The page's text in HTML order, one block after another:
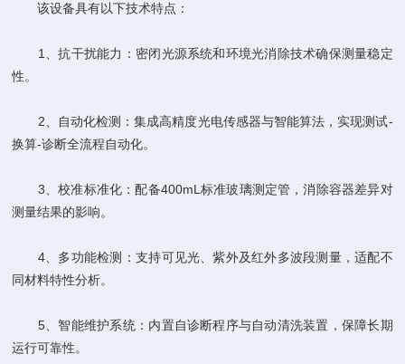
该设备具有以下技术特点：
‌1、抗干扰能力‌：密闭光源系统和环境光消除技术确保测量稳定
性。
‌2、自动化检测‌：集成高精度光电传感器与智能算法，实现测试-
换算-诊断全流程自动化。
‌3、校准标准化‌：配备400mL标准玻璃测定管，消除容器差异对
测量结果的影响。
‌4、多功能检测‌：支持可见光、紫外及红外多波段测量，适配不
同材料特性分析。
‌5、智能维护系统‌：内置自诊断程序与自动清洗装置，保障长期
运行可靠性。